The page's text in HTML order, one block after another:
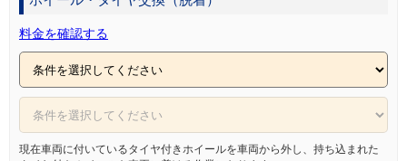
料金を確認する
現在車両に付いているタイヤ付きホイールを車両から外し、持ち込まれた